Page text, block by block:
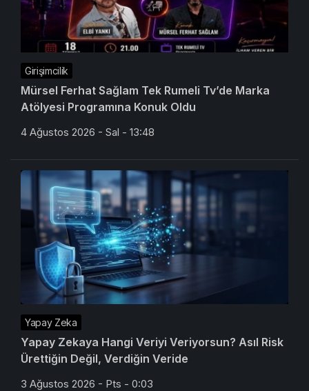
Girişimcilik
Mürsel Ferhat Sağlam Tek Rumeli Tv’de Marka
Atölyesi Programına Konuk Oldu
4 Ağustos 2026 - Sal - 13:48
Yapay Zeka
Yapay Zekaya Hangi Veriyi Veriyorsun? Asıl Risk
Ürettiğin Değil, Verdiğin Veride
3 Ağustos 2026 - Pts - 0:03